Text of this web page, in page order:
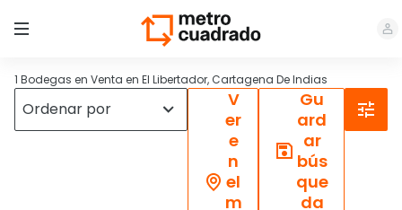
1 Bodegas en Venta en El Libertador, Cartagena De Indias
V
er
e
n
el
m
Gu
ard
ar
bús
que
da